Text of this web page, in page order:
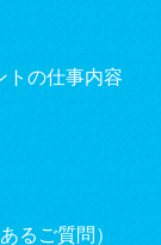
トの仕事内容
るご質問）